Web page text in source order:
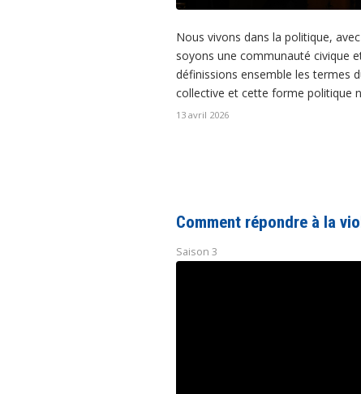
Nous vivons dans la politique,
soyons une communauté civique
définissions ensemble les termes
collective et cette forme politique
13 avril 2026
Comment répondre à la
Saison 3